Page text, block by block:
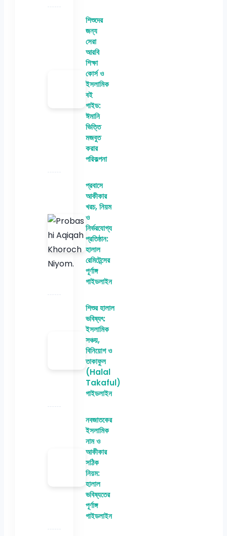
শিশুদের
জন্য
সেরা
আরবি
শিক্ষা
কোর্স ও
ইসলামিক
বই
গাইড:
ঈমানি
ভিত্তি
মজবুত
করার
পরিকল্পনা
প্রবাসে
আকীকার
খরচ, নিয়ম
ও
নির্ভরযোগ্য
প্রতিষ্ঠান:
হালাল
রেমিটেন্সের
পূর্ণাঙ্গ
গাইডলাইন
শিশুর হালাল
ভবিষ্যৎ:
ইসলামিক
সঞ্চয়,
বিনিয়োগ ও
তাকাফুল
(Halal
Takaful)
গাইডলাইন
নবজাতকের
ইসলামিক
নাম ও
আকীকার
সঠিক
নিয়ম:
হালাল
ভবিষ্যতের
পূর্ণাঙ্গ
গাইডলাইন